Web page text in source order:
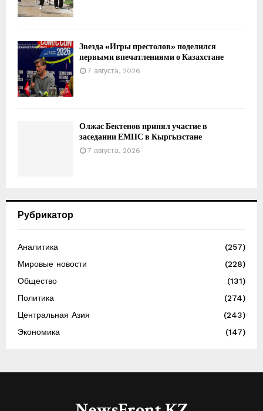
Звезда «Игры престолов» поделился
первыми впечатлениями о Казахстане
7 августа, 2026
Олжас Бектенов принял участие в
заседании ЕМПС в Кыргызстане
7 августа, 2026
Рубрикатор
Аналитика
(257)
Мировые новости
(228)
Общество
(131)
Политика
(274)
Центральная Азия
(243)
Экономика
(147)